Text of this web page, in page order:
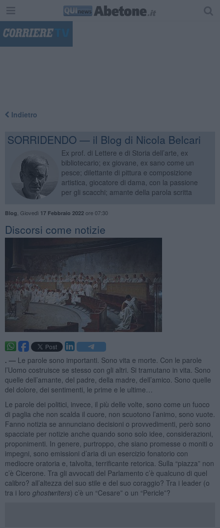
Indietro
SORRIDENDO — il Blog di Nicola Belcari
Ex prof. di Lettere e di Storia dell’arte, ex
bibliotecario; ex giovane, ex sano come un
pesce; dilettante di pittura e composizione
artistica, giocatore di dama, con la passione
per gli scacchi; amante della parola scritta
Blog Giovedì 17 Febbraio 2022ore 07:30
Discorsi come notizie
. — Le parole sono importanti. Sono vita e morte. Con le parole
l’Uomo costruisce se stesso con gli altri. Si tramutano in vita. Sono
quelle dell’amante, del padre, della madre, dell’amico. Sono quelle
del dolore, dei sentimenti, le prime e le ultime…
Le parole dei politici, invece, il più delle volte, sono come un fuoco
di paglia che non scalda il cuore, non scuotono l’animo, sono vuote.
Fanno notizia se annunciano decisioni o provvedimenti, però sono
spacciate per notizie anche quando sono solo idee, considerazioni,
proponimenti. In genere, purtroppo, che siano promesse o moniti o
impegni, sono emissioni d’aria di un esercizio fonatorio con
mediocre oratoria e, talvolta, terrificante retorica. Sulla “piazza” non
c’è Cicerone. Tra gli avvocati del Parlamento c’è qualcuno di quel
calibro? all’altezza del suo stile e del suo coraggio? Tra i leader (o
tra i loro ghostwriters) c’è un “Cesare” o un “Pericle”?